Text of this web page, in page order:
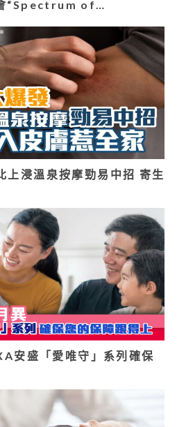
“Spectrum of…
上浸溫泉按摩勁易中招 寄生
安盛「愛唯守」系列確保